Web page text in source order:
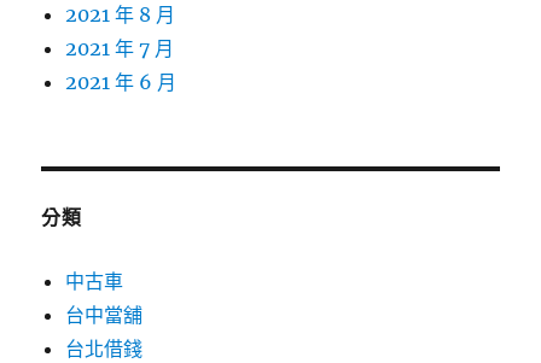
2021 年 8 月
2021 年 7 月
2021 年 6 月
分類
中古車
台中當舖
台北借錢